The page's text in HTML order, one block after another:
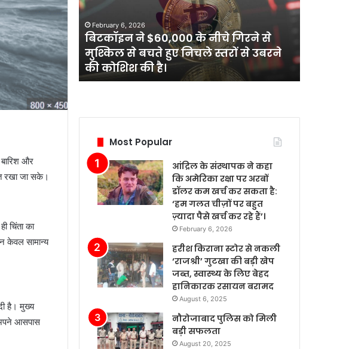
और
रखा जा सके।
चिंता का
केवल सामान्य
है। मुख्य
आसपास
6, 2026
ने $60,000 के नीचे गिरने से
से बचते हुए निचले स्तरों से उबरने
की है।
कहा
कि
अमेरिका
रक्षा
पर
अरबों
डॉलर
कर
गलत
चीज़ों
पर
बहुत
ज़्यादा
पैसे
खर्च
कर
रहे
हैं’।
February 6, 2026
आंद्रिल के संस्थापक ने कहा कि
रक्षा पर अरबों डॉलर कम खर्च
‘हम गलत चीज़ों पर बहुत ज़्यादा
रहे हैं’।
Most Popular
आंद्रिल के संस्थापक ने कहा
कि अमेरिका रक्षा पर अरबों
डॉलर कम खर्च कर सकता है:
‘हम गलत चीज़ों पर बहुत
ज़्यादा पैसे खर्च कर रहे हैं’।
February 6, 2026
हरीश किराना स्टोर से नकली
‘राजश्री’ गुटखा की बड़ी खेप
जब्त, स्वास्थ्य के लिए बेहद
हानिकारक रसायन बरामद
August 6, 2025
नौरोजाबाद पुलिस को मिली
बड़ी सफलता
August 20, 2025